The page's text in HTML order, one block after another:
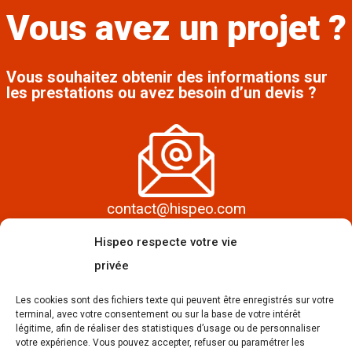
Hispeo respecte votre vie
privée
Les cookies sont des fichiers texte qui peuvent être enregistrés sur votre
terminal, avec votre consentement ou sur la base de votre intérêt
légitime, afin de réaliser des statistiques d’usage ou de personnaliser
votre expérience. Vous pouvez accepter, refuser ou paramétrer les
Quel que soit le projet de traduction, le devis
de traduction doit-être signé.
Vous avez un projet ?
Vous souhaitez obtenir des informations sur
les prestations ou avez besoin d’un devis ?
contact@hispeo.com
09 50 68 80 36 du lundi au vendredi de 9h à 18h